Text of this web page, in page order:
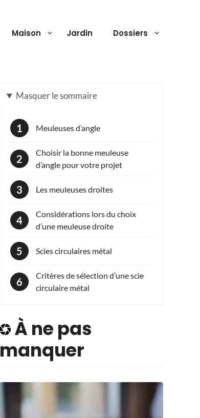
Maison Jardin Dossiers
Masquerle sommaire
Meuleuses d’angle
Choisir la bonne meuleuse
d’angle pour votre projet
Les meuleuses droites
Considérations lors du choix
d’une meuleuse droite
Scies circulaires métal
Critères de sélection d’une scie
circulaire métal
À ne pas
manquer